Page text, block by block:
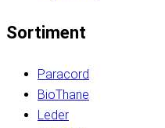
Sortiment
Paracord
BioThane
Leder